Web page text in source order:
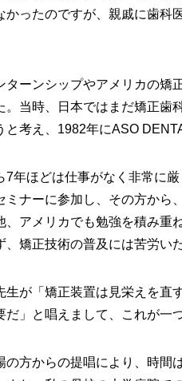
かったのですが、親戚に歯科
ターンシップやアメリカの
当時、日本ではまだ矯正歯
と考え、1982年にASO
7年ほどは仕事がなく非常に
ミナーに参加し、その方から
、アメリカでも勉強を積み
矯正技術の普及には苦労い
生が「矯正装置は見栄えを直
」と唱えまして、これが一
の方からの提唱により、時間